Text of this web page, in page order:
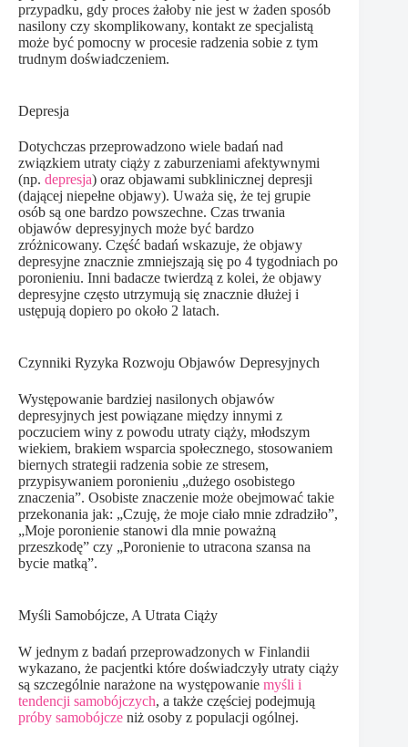
przypadku, gdy proces żałoby nie jest w żaden sposób
nasilony czy skomplikowany, kontakt ze specjalistą
może być pomocny w procesie radzenia sobie z tym
trudnym doświadczeniem.
Depresja
Dotychczas przeprowadzono wiele badań nad
związkiem utraty ciąży z zaburzeniami afektywnymi
(np. depresja) oraz objawami subklinicznej depresji
(dającej niepełne objawy). Uważa się, że tej grupie
osób są one bardzo powszechne. Czas trwania
objawów depresyjnych może być bardzo
zróżnicowany. Część badań wskazuje, że objawy
depresyjne znacznie zmniejszają się po 4 tygodniach po
poronieniu. Inni badacze twierdzą z kolei, że objawy
depresyjne często utrzymują się znacznie dłużej i
ustępują dopiero po około 2 latach.
Czynniki Ryzyka Rozwoju Objawów Depresyjnych
Występowanie bardziej nasilonych objawów
depresyjnych jest powiązane między innymi z
poczuciem winy z powodu utraty ciąży, młodszym
wiekiem, brakiem wsparcia społecznego, stosowaniem
biernych strategii radzenia sobie ze stresem,
przypisywaniem poronieniu „dużego osobistego
znaczenia”. Osobiste znaczenie może obejmować takie
przekonania jak: „Czuję, że moje ciało mnie zdradziło”,
„Moje poronienie stanowi dla mnie poważną
przeszkodę” czy „Poronienie to utracona szansa na
bycie matką”.
Myśli Samobójcze, A Utrata Ciąży
W jednym z badań przeprowadzonych w Finlandii
wykazano, że pacjentki które doświadczyły utraty ciąży
są szczególnie narażone na występowanie myśli i
tendencji samobójczych, a także częściej podejmują
próby samobójcze niż osoby z populacji ogólnej.